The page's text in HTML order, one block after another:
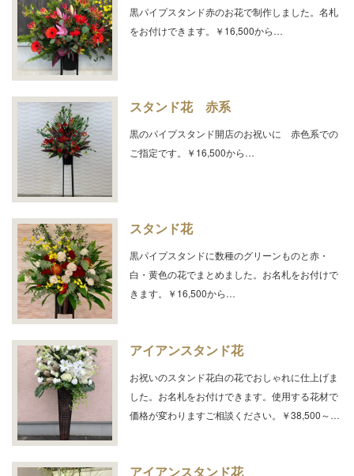
黒パイプスタンド赤のお花で制作しました。名札
をお付けできます。￥16,500から…
スタンド花 赤系
黒のパイプスタンド開店のお祝いに 赤色系での
ご指定です。￥16,500から…
スタンド花
黒パイプスタンドに数種のグリーンものと赤・
白・黄色の花でまとめました。お名札をお付けで
きます。￥16,500から…
アイアンスタンド花
お祝いのスタンド花白の花でおしゃれに仕上げま
した。お名札をお付けできます。使用する花材で
価格が変わりますご相談ください。￥38,500～…
アイアンスタンド花